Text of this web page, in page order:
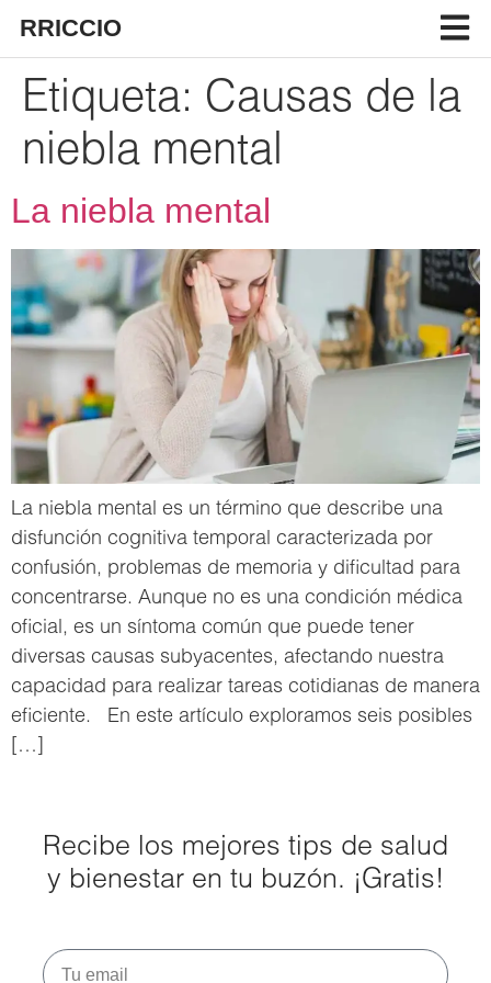
RRICCIO
Etiqueta: Causas de la
niebla mental
La niebla mental
La niebla mental es un término que describe una
disfunción cognitiva temporal caracterizada por
confusión, problemas de memoria y dificultad para
concentrarse. Aunque no es una condición médica
oficial, es un síntoma común que puede tener
diversas causas subyacentes, afectando nuestra
capacidad para realizar tareas cotidianas de manera
eficiente. En este artículo exploramos seis posibles
[…]
Recibe los mejores tips de salud
y bienestar en tu buzón. ¡Gratis!